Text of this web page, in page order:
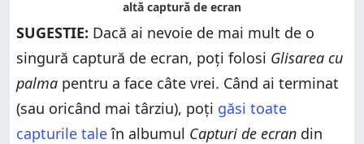
SUGESTIE: Dacă ai nevoie de mai mult de o
singură captură de ecran, poți folosi Glisarea cu
palma pentru a face câte vrei. Când ai terminat
(sau oricând mai târziu), poți găsi toate
capturile taleîn albumul Capturi de ecran din